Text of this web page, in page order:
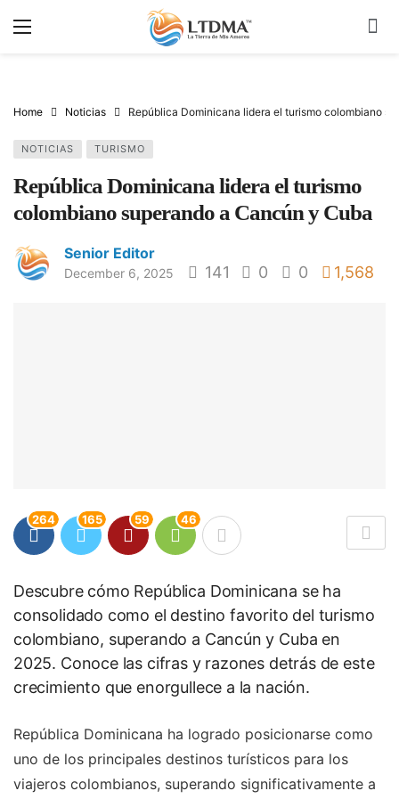
Home Noticias República Dominicana lidera el turismo colombiano
NOTICIAS TURISMO
República Dominicana lidera el turismo
colombiano superando a Cancún y Cuba
Senior Editor
December 6, 2025 141 0 0 1,568
264 165 59 46
Descubre cómo República Dominicana se ha
consolidado como el destino favorito del turismo
colombiano, superando a Cancún y Cuba en
2025. Conoce las cifras y razones detrás de este
crecimiento que enorgullece a la nación.
República Dominicana ha logrado posicionarse como
uno de los principales destinos turísticos para los
viajeros colombianos, superando significativamente a